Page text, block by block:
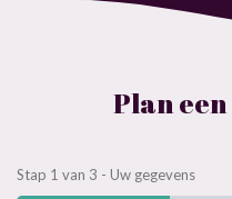
Plan een
Stap 1 van 3 - Uw gegevens